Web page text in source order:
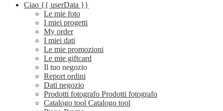
Ciao {{ userData }}
Le mie foto
I miei progetti
My order
I miei dati
Le mie promozioni
Le mie giftcard
Il tuo negozio
Report ordini
Dati negozio
Prodotti fotografo Prodotti fotografo
Catalogo tool Catalogo tool